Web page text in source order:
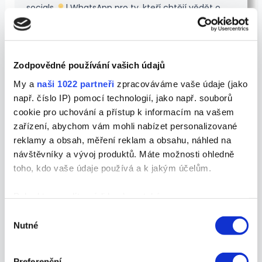
Zodpovědné používání vašich údajů
My a naši 1022 partneři zpracováváme vaše údaje (jako
např. číslo IP) pomocí technologií, jako např. souborů
cookie pro uchování a přístup k informacím na vašem
zařízení, abychom vám mohli nabízet personalizované
reklamy a obsah, měření reklam a obsahu, náhled na
návštěvníky a vývoj produktů. Máte možnosti ohledně
toho, kdo vaše údaje používá a k jakým účelům.
poloze, které mohou být přesné na několik metrů
skenování pro konkrétní charakteristiky (otisk prstu)
souhlasu
Nutné
socials
| WhatsApp pro ty, kteří chtějí vědět o
novinkách jako první
Související příspěvky
Marketingový kalendář 2026:
Jak se nezbláznit, když
kreativní múza zrovna stávkuje
Kreativní můza má dovolenou a vy máte
postovat? Vítejte v realitě každého, kdo